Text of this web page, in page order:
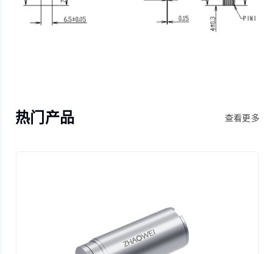
热门产品 查看更多